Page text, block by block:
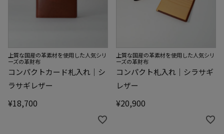
上質な国産の革素材を使用した人気シリ
ーズの革財布
コンパクトカード札入れ｜シ
ラサギレザー
¥18,700
上質な国産の革素材を使用した人気シリ
ーズの革財布
コンパクト札入れ｜シラサギ
レザー
¥20,900